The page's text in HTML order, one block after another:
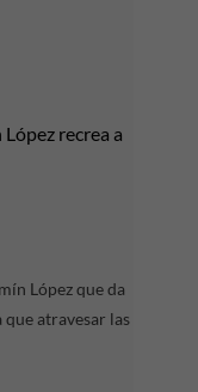
recrea a
López que da
que atravesar las